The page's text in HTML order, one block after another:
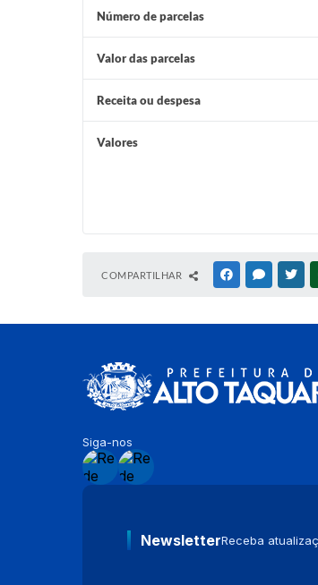
Número de parcelas
Valor das parcelas
Receita ou despesa
Valores
COMPARTILHAR FACEBOOK
Siga-nos
NewsletterReceba